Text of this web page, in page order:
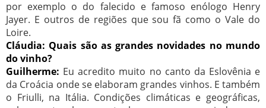
por exemplo o do falecido e famoso enólogo Henry
Jayer. E outros de regiões que sou fã como o Vale do
Loire.
Cláudia: Quais são as grandes novidades no mundo
do vinho?
Guilherme: Eu acredito muito no canto da Eslovênia e
da Croácia onde se elaboram grandes vinhos. E também
o Friulli, na Itália. Condições climáticas e geográficas,